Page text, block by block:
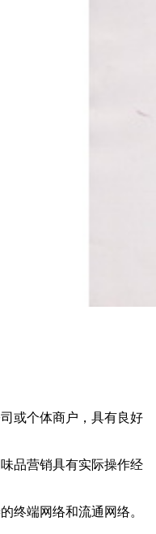
或个体商户，具有良好
品营销具有实际操作经
终端网络和流通网络。